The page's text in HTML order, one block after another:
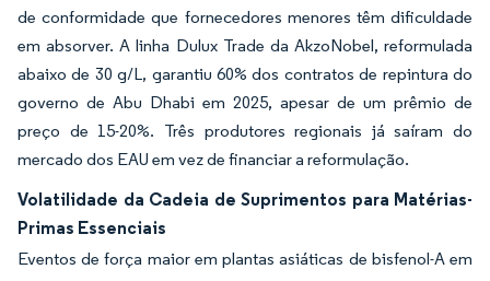
de conformidade que fornecedores menores têm dificuldade
em absorver. A linha Dulux Trade da AkzoNobel, reformulada
abaixo de 30 g/L, garantiu 60% dos contratos de repintura do
governo de Abu Dhabi em 2025, apesar de um prêmio de
preço de 15-20%. Três produtores regionais já saíram do
mercado dos EAU em vez de financiar a reformulação.
Volatilidade da Cadeia de Suprimentos para Matérias-
Primas Essenciais
Eventos de força maior em plantas asiáticas de bisfenol-A em